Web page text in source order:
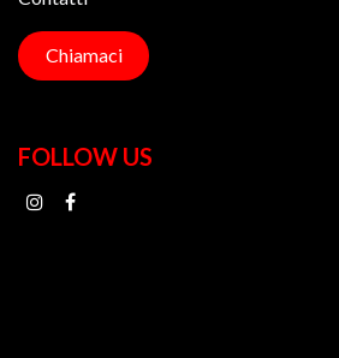
C​​​​hiama​​​​ci
FOLLOW US